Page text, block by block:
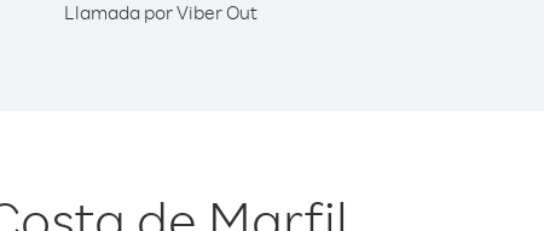
Llamada por Viber Out